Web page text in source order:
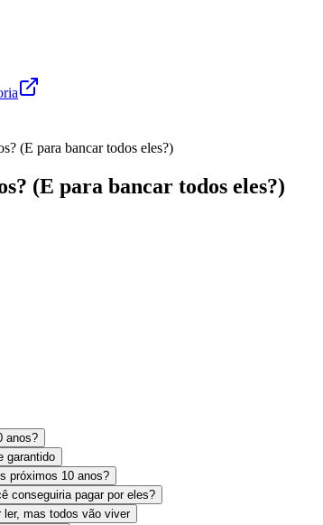
(E para bancar todos eles?)
(E para bancar todos eles?)
anos?
garantido
próximos 10 anos?
conseguiria pagar por eles?
ler, mas todos vão viver